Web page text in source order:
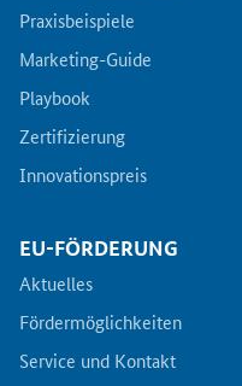
Praxisbeispiele
Marketing-Guide
Playbook
Zertifizierung
Innovationspreis
EU-FÖRDERUNG
Aktuelles
Fördermöglichkeiten
Service und Kontakt